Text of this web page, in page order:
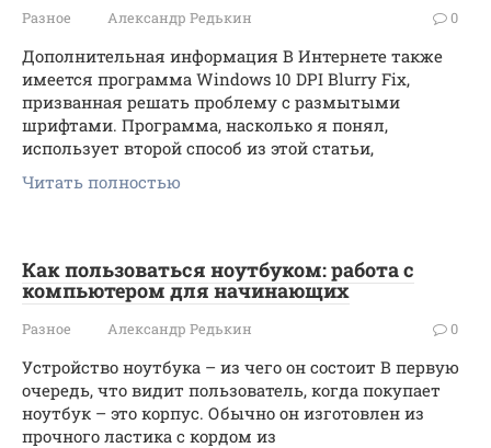
Разное Александр Редькин 0
Дополнительная информация В Интернете также
имеется программа Windows 10 DPI Blurry Fix,
призванная решать проблему с размытыми
шрифтами. Программа, насколько я понял,
использует второй способ из этой статьи,
Читать полностью
Как пользоваться ноутбуком: работа с
компьютером для начинающих
Разное Александр Редькин 0
Устройство ноутбука – из чего он состоит В первую
очередь, что видит пользователь, когда покупает
ноутбук – это корпус. Обычно он изготовлен из
прочного ластика с кордом из